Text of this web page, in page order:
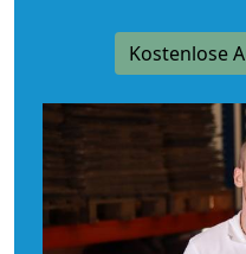
Kostenlose